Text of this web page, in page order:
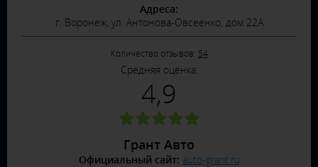
Адреса:
г. Воронеж, ул. Антонова-Овсеенко, дом 22А
Количество отзывов: 54
Средняя оценка:
4,9
Грант Авто
Официальный сайт: auto-grant.ru